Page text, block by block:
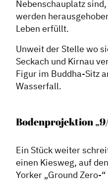
Nebenschauplatz
werden
Leben erfüllt.
Unweit der Stelle wo
Seckach und Kirnau
Figur im Buddha-Sitz
Wasserfall.
Bodenprojektion
Ein Stück weiter
einen Kiesweg, auf
Yorker „Ground Zero-